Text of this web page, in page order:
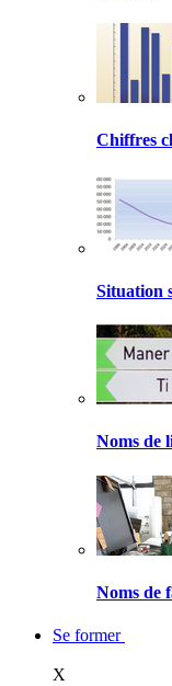
Chiffres
Situation
Noms de
Noms de
Se former
X